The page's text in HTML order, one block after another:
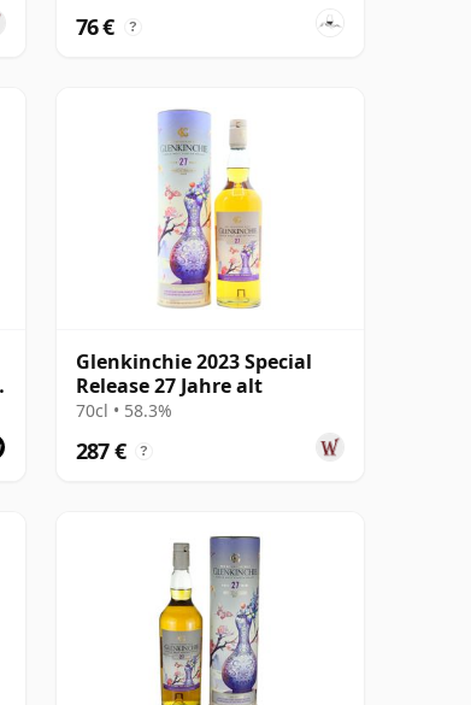
76 € ?
Glenkinchie 2023 Special
Release 27 Jahre alt
70cl • 58.3%
287 € ?